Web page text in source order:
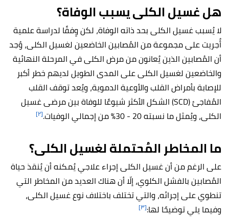
هل غسيل الكلى يسبب الوفاة؟
لا يُسبب غسيل الكلى بحد ذاته الوفاة، لكن وِفقًا لدراسة علمية
أُجريت على مجموعة من المُصابين الخاضعين لغسيل الكلى، وُجد
أن المُصابين الذين يُعانون من مرض الكلى في المرحلة النهائية
والخاضعين لغسيل الكلى على المدى الطويل لديهم خطر أكبر
للإصابة بأمراض القلب والأوعية الدموية، ويُعد توقف القلب
المُفاجئ (SCD) الشكل الأكثر شيوعًا للوفاة بين مرضى غسيل
الكلى، ويُمثل ما نسبته 20 - 30% من إجمالي الوفيات.
[٢]
ما المخاطر المُحتملة لغسيل الكلى؟
على الرغم من أن غسيل الكلى إجراء علاجي يُمكنه أن يُنقذ حياة
المُصابين بالفشل الكلوي، إلّا أن هناك العديد من المخاطر التي
تنطوي على إجرائه، والتي تختلف باختلاف نوع غسيل الكلى،
وفيما يلي توضيحًا لها:[٣]